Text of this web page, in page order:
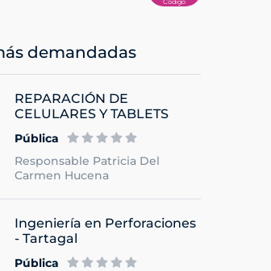
demandadas
REPARACIÓN DE
CELULARES Y TABLETS
Pública
Responsable Patricia Del
Carmen Hucena
Ingeniería en Perforaciones
- Tartagal
Pública